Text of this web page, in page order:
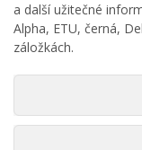
a další užitečné
Alpha, ETU, černá,
záložkách.